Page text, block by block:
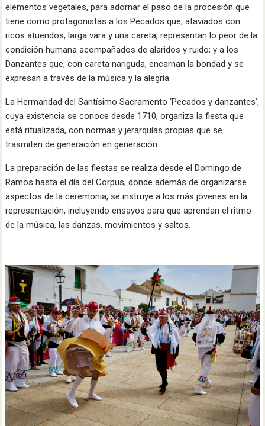
elementos vegetales, para adornar el paso de la procesión que
tiene como protagonistas a los Pecados que, ataviados con
ricos atuendos, larga vara y una careta, representan lo peor de la
condición humana acompañados de alaridos y ruido; y a los
Danzantes que, con careta nariguda, encarnan la bondad y se
expresan a través de la música y la alegría.
La Hermandad del Santísimo Sacramento ‘Pecados y danzantes’,
cuya existencia se conoce desde 1710, organiza la fiesta que
está ritualizada, con normas y jerarquías propias que se
trasmiten de generación en generación.
La preparación de las fiestas se realiza desde el Domingo de
Ramos hasta el día del Corpus, donde además de organizarse
aspectos de la ceremonia, se instruye a los más jóvenes en la
representación, incluyendo ensayos para que aprendan el ritmo
de la música, las danzas, movimientos y saltos.